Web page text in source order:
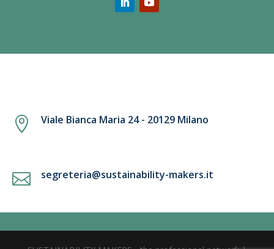
 Viale Bianca Maria 24 - 20129 Milano
 segreteria@sustainability-makers.it